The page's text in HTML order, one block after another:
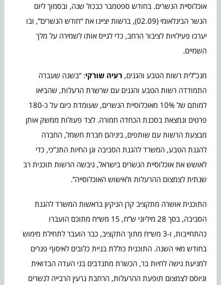
אוכלוסיית הנשרים. בחודש ספטמבר כבכול שנה, ובסמוך ליום
הנשר הבינלאומי (02.09), ברשות יציינו את “חודש הנשרים”, ובו
יערכו פעילויות לציבור הרחב, כדי לגייס אותו לשמירה על מלך
השמיים.
מנכ”לית רשות הטבע והגנים, רעיה שורקי: “בשנה שעברה
התמודדה רשות הטבע והגנים עם שרשרת הרעלות, שהביאו
למותם של 10% מאוכלוסיית הנשרים, שעומדת כיום על כ-180
פרטים ונמצאת בסכנת הכחדה חמורה. לצד פעולות ממשק אותן
מבצעת הרשות עם שותפים, ביניהם חברת חשמל, החברה
להגנת הטבע, המשרד להגנת הסביבה וגן החיות התנ”כי, כדי
לאושש את אוכלוסיית הנשרים בישראל, גיבשה הרשות תוכנית רב
שנתית לצמצום ההרעלות ולאישוש האוכלוסייה”.
התוכנית אושרה מתקציב קרן הניקיון בראשות המשרד להגנת
הסביבה, בסך 28 מיליוני ש”ח, 15 מש״ח מתוכם הועברו
כהתחייבות, ו-3 מש״ח מתוך התקציב, כבר הועבר לתחילת מימוש
בחודש מאי השנה. התוכנית כוללת בניית כלובים לאיסוף פגרים
למניעת גישה לחיות בר, הכשרת מתנדבים בני העדה הבדואית
וגיוסם לצמצום תופעת ההרעלות, הרחבת גרעין הרבייה לנשרים